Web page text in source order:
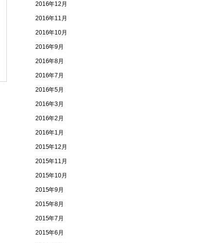
2016年12月
2016年11月
2016年10月
2016年9月
2016年8月
2016年7月
2016年5月
2016年3月
2016年2月
2016年1月
2015年12月
2015年11月
2015年10月
2015年9月
2015年8月
2015年7月
2015年6月